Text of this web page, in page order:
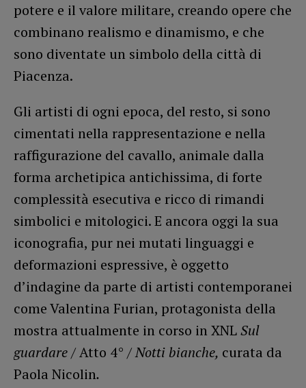
potere e il valore militare, creando opere che
combinano realismo e dinamismo, e che
sono diventate un simbolo della città di
Piacenza.
Gli artisti di ogni epoca, del resto, si sono
cimentati nella rappresentazione e nella
raffigurazione del cavallo, animale dalla
forma archetipica antichissima, di forte
complessità esecutiva e ricco di rimandi
simbolici e mitologici. E ancora oggi la sua
iconografia, pur nei mutati linguaggi e
deformazioni espressive, è oggetto
d’indagine da parte di artisti contemporanei
come Valentina Furian, protagonista della
mostra attualmente in corso in XNLSul
guardare/ Atto 4° /Notti bianche, curata da
Paola Nicolin.